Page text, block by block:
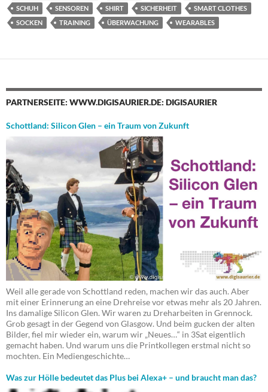
SCHUH
SENSOREN SHIRT SICHERHEIT
SMART CLOTHES
SOCKEN
TRAINING ÜBERWACHUNG WEARABLES
PARTNERSEITE: WWW.DIGISAURIER.DE: DIGISAURIER
Schottland: Silicon Glen – ein Traum von Zukunft
Weil alle gerade von Schottland reden, machen wir das auch. Aber
mit einer Erinnerung an eine Drehreise vor etwas mehr als 20 Jahren.
Ins damalige Silicon Glen. Wir waren zu Dreharbeiten in Grennock.
Grob gesagt in der Gegend von Glasgow. Und beim gucken der alten
Bilder, fiel mir wieder ein, warum wir „Neues…“ in 3Sat eigentlich
gemacht haben. Und warum uns die Printkollegen erstmal nicht so
mochten. Ein Mediengeschichte…
Was zur Hölle bedeutet das Plus bei Alexa+ – und braucht man das?